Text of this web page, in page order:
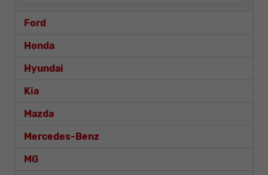
Ford
Honda
Hyundai
Kia
Mazda
Mercedes-Benz
MG